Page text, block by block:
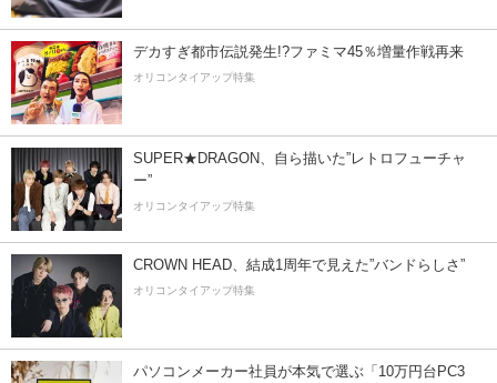
デカすぎ都市伝説発生!?ファミマ45％増量作戦再来
オリコンタイアップ特集
SUPER★DRAGON、自ら描いた”レトロフューチャ
ー”
オリコンタイアップ特集
CROWN HEAD、結成1周年で見えた”バンドらしさ”
オリコンタイアップ特集
パソコンメーカー社員が本気で選ぶ「10万円台PC3